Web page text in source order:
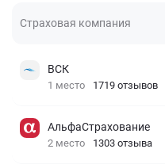
Страховая компания
ВСК
1 место 1719 отзывов
АльфаСтрахование
2 место 1303 отзыва